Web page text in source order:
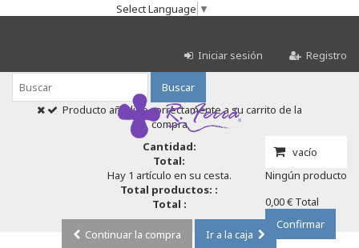
Select Language ▼
Iniciar sesión Registro
Buscar
vacío
Ningún producto
0,00 € Total
Confirmar
Producto añadido correctamente a su carrito de la
compra
Cantidad:
Total:
Hay 1 artículo en su cesta.
Total productos: :
Total :
Continuar la compra
Ir a la caja